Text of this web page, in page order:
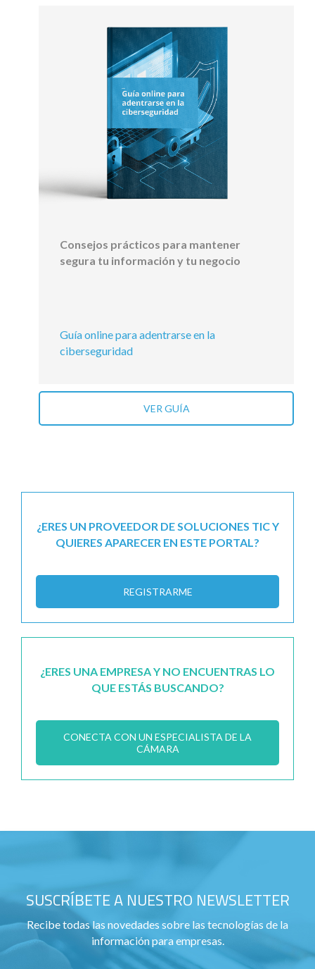
Consejos prácticos para mantener
segura tu información y tu negocio
Guía online para adentrarse en la
ciberseguridad
VER GUÍA
¿ERES UN PROVEEDOR DE SOLUCIONES TIC Y
QUIERES APARECER EN ESTE PORTAL?
REGISTRARME
¿ERES UNA EMPRESA Y NO ENCUENTRAS LO
QUE ESTÁS BUSCANDO?
CONECTA CON UN ESPECIALISTA DE LA
CÁMARA
SUSCRÍBETE A NUESTRO NEWSLETTER
Recibe todas las novedades sobre las tecnologías de la
información para empresas.